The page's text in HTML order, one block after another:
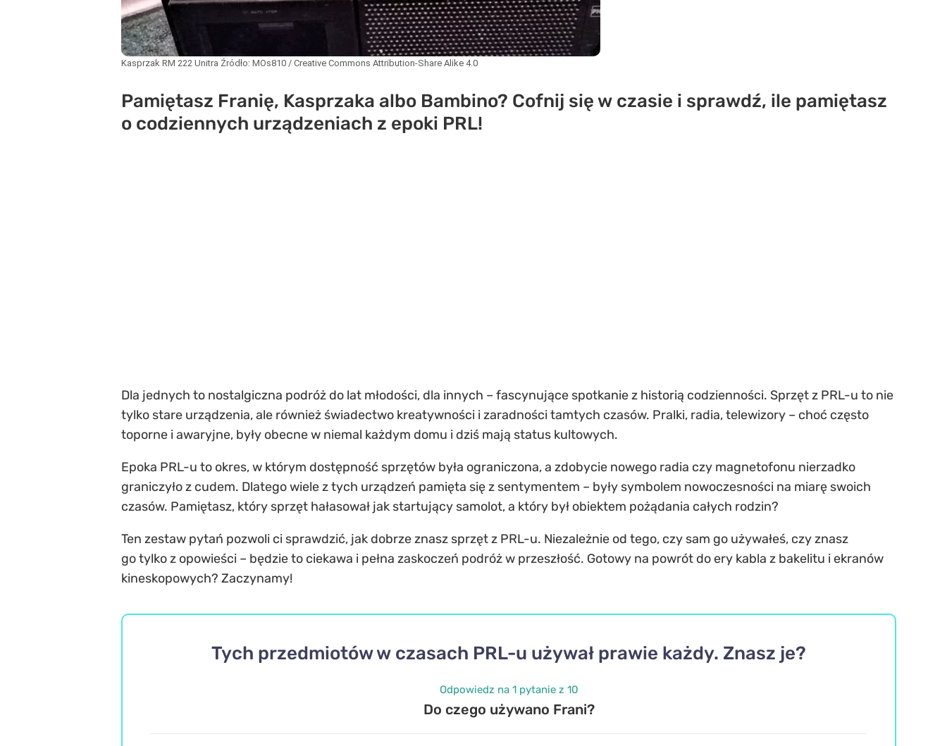
Kasprzak RM 222 Unitra Źródło: MOs810 / Creative Commons Attribution-Share Alike 4.0
Pamiętasz Franię, Kasprzaka albo Bambino? Cofnij się w czasie i sprawdź, ile pamiętasz
o codziennych urządzeniach z epoki PRL!
Dla jednych to nostalgiczna podróż do lat młodości, dla innych – fascynujące spotkanie z historią codzienności. Sprzęt z PRL-u to nie
tylko stare urządzenia, ale również świadectwo kreatywności i zaradności tamtych czasów. Pralki, radia, telewizory – choć często
toporne i awaryjne, były obecne w niemal każdym domu i dziś mają status kultowych.
Epoka PRL-u to okres, w którym dostępność sprzętów była ograniczona, a zdobycie nowego radia czy magnetofonu nierzadko
graniczyło z cudem. Dlatego wiele z tych urządzeń pamięta się z sentymentem – były symbolem nowoczesności na miarę swoich
czasów. Pamiętasz, który sprzęt hałasował jak startujący samolot, a który był obiektem pożądania całych rodzin?
Ten zestaw pytań pozwoli ci sprawdzić, jak dobrze znasz sprzęt z PRL-u. Niezależnie od tego, czy sam go używałeś, czy znasz
go tylko z opowieści – będzie to ciekawa i pełna zaskoczeń podróż w przeszłość. Gotowy na powrót do ery kabla z bakelitu i ekranów
kineskopowych? Zaczynamy!
Tych przedmiotów w czasach PRL-u używał prawie każdy. Znasz je?
Odpowiedz na 1 pytanie z 10
Do czego używano Frani?